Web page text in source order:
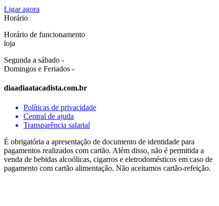
Ligar agora
Horário
Horário de funcionamento
loja
Segunda a sábado -
Domingos e Feriados -
diaadiaatacadista.com.br
Políticas de privacidade
Central de ajuda
Transparência salarial
É obrigatória a apresentação de documento de identidade para
pagamentos realizados com cartão. Além disso, não é permitida a
venda de bebidas alcoólicas, cigarros e eletrodomésticos em caso de
pagamento com cartão alimentação. Não aceitamos cartão-refeição.